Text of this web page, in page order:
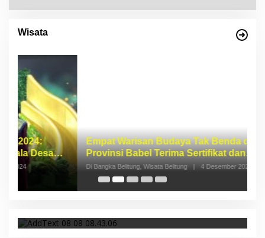
Wisata
Empat Warisan Budaya Tak Benda dari
Provinsi Babel Terima Sertifikat dan
Penghargaan dari Menteri Pendidikan dan
Di Bangka Belitung, Wisata Belitung | 4 Desember 2023